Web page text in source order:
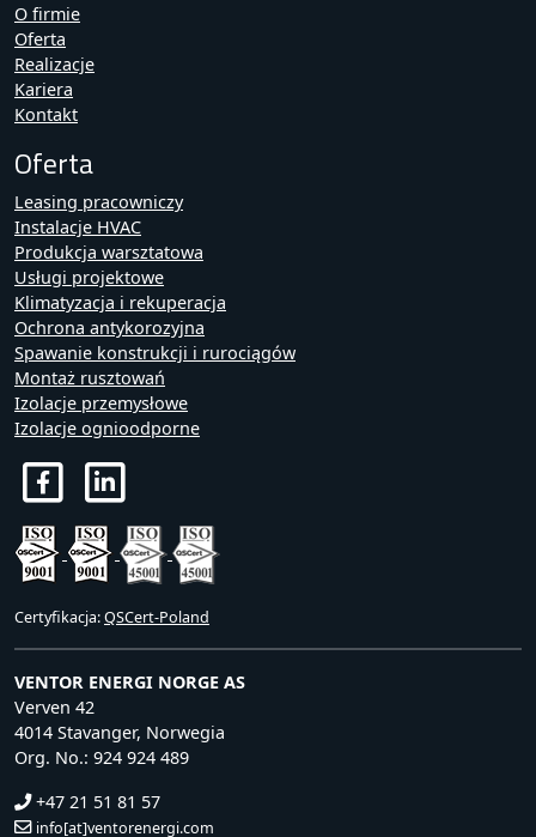
O firmie
Oferta
Realizacje
Kariera
Kontakt
Oferta
Leasing pracowniczy
Instalacje HVAC
Produkcja warsztatowa
Usługi projektowe
Klimatyzacja i rekuperacja
Ochrona antykorozyjna
Spawanie konstrukcji i rurociągów
Montaż rusztowań
Izolacje przemysłowe
Izolacje ognioodporne
Certyfikacja:QSCert-Poland
VENTOR ENERGI NORGE AS
Verven 42
4014 Stavanger, Norwegia
Org. No.: 924 924 489
+47 21 51 81 57
info[at]ventorenergi.com